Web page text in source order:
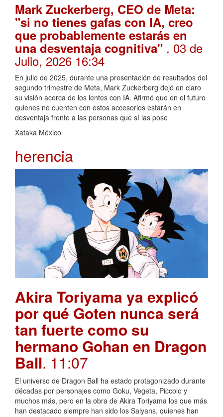
Mark Zuckerberg, CEO de Meta:
"si no tienes gafas con IA, creo
que probablemente estarás en
una desventaja cognitiva" . 03 de
Julio, 2026 16:34
En julio de 2025, durante una presentación de resultados del
segundo trimestre de Meta, Mark Zuckerberg dejó en claro
su visión acerca de los lentes con IA. Afirmó que en el futuro
quienes no cuenten con estos accesorios estarán en
desventaja frente a las personas que sí las pose
Xataka México
herencia
Akira Toriyama ya explicó
por qué Goten nunca será
tan fuerte como su
hermano Gohan en Dragon
Ball. 11:07
El universo de Dragon Ball ha estado protagonizado durante
décadas por personajes como Goku, Vegeta, Piccolo y
muchos más, pero en la obra de Akira Toriyama los que más
han destacado siempre han sido los Saiyans, quienes han